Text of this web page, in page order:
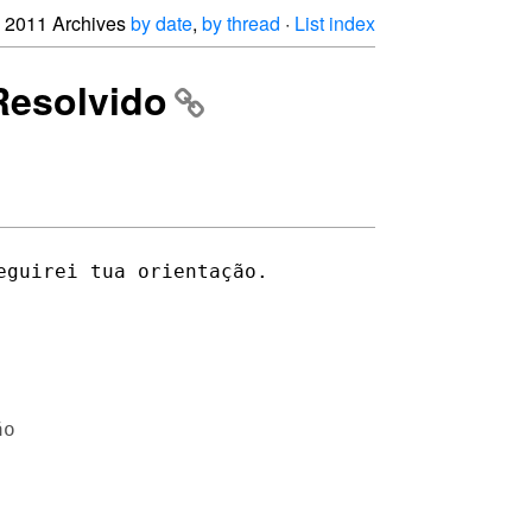
2011 Archivesby date, by thread · List index
tua orientação.